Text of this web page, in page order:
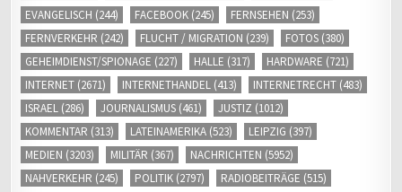
EVANGELISCH (244) FACEBOOK (245) FERNSEHEN (253)
FERNVERKEHR (242) FLUCHT / MIGRATION (239) FOTOS (380)
GEHEIMDIENST/SPIONAGE (227) HALLE (317) HARDWARE (721)
INTERNET (2671) INTERNETHANDEL (413) INTERNETRECHT (483)
ISRAEL (286) JOURNALISMUS (461) JUSTIZ (1012)
KOMMENTAR (313) LATEINAMERIKA (523) LEIPZIG (397)
MEDIEN (3203) MILITÄR (367) NACHRICHTEN (5952)
NAHVERKEHR (245) POLITIK (2797) RADIOBEITRÄGE (515)